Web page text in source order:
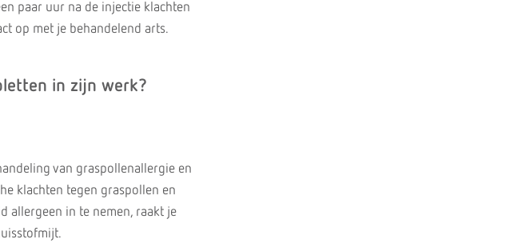
paar uur na de injectie klachten
op met je behandelend arts.
in zijn werk?
van graspollenallergie en
klachten tegen graspollen en
allergeen in te nemen, raakt je